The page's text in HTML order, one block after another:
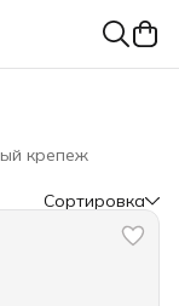
крепеж
Сортировка